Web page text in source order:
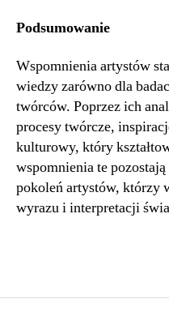
Podsumowanie
Wspomnienia artystów
wiedzy zarówno dla
twórców. Poprzez ich
procesy twórcze,
kulturowy, który
wspomnienia te
pokoleń artystów, którzy
wyrazu i interpretacji